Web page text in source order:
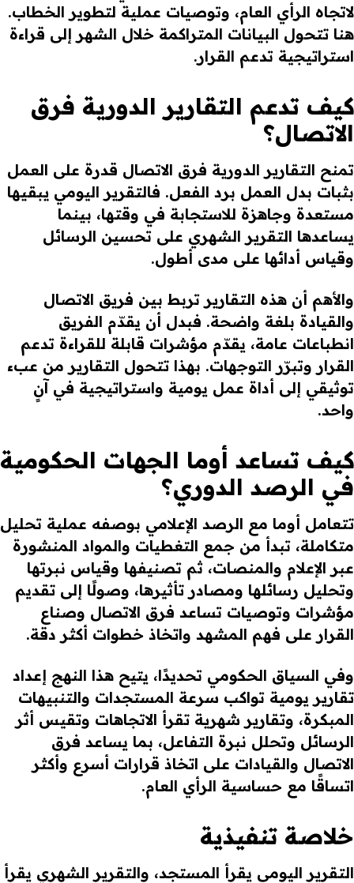
لاتجاه الرأي العام، وتوصيات عملية لتطوير الخطاب.
هنا تتحول البيانات المتراكمة خلال الشهر إلى قراءة
استراتيجية تدعم القرار.
كيف تدعم التقارير الدورية فرق
الاتصال؟
تمنح التقارير الدورية فرق الاتصال قدرة على العمل
بثبات بدل العمل برد الفعل. فالتقرير اليومي يبقيها
مستعدة وجاهزة للاستجابة في وقتها، بينما
يساعدها التقرير الشهري على تحسين الرسائل
وقياس أدائها على مدى أطول.
والأهم أن هذه التقارير تربط بين فريق الاتصال
والقيادة بلغة واضحة. فبدل أن يقدّم الفريق
انطباعات عامة، يقدّم مؤشرات قابلة للقراءة تدعم
القرار وتبرّر التوجهات. بهذا تتحول التقارير من عبء
توثيقي إلى أداة عمل يومية واستراتيجية في آنٍ
واحد.
كيف تساعد أوما الجهات الحكومية
في الرصد الدوري؟
تتعامل أوما مع الرصد الإعلامي بوصفه عملية تحليل
متكاملة، تبدأ من جمع التغطيات والمواد المنشورة
عبر الإعلام والمنصات، ثم تصنيفها وقياس نبرتها
وتحليل رسائلها ومصادر تأثيرها، وصولًا إلى تقديم
مؤشرات وتوصيات تساعد فرق الاتصال وصناع
القرار على فهم المشهد واتخاذ خطوات أكثر دقة.
وفي السياق الحكومي تحديدًا، يتيح هذا النهج إعداد
تقارير يومية تواكب سرعة المستجدات والتنبيهات
المبكرة، وتقارير شهرية تقرأ الاتجاهات وتقيس أثر
الرسائل وتحلل نبرة التفاعل، بما يساعد فرق
الاتصال والقيادات على اتخاذ قرارات أسرع وأكثر
اتساقًا مع حساسية الرأي العام.
خلاصة تنفيذية
التقرير اليومي يقرأ المستجد، والتقرير الشهري يقرأ